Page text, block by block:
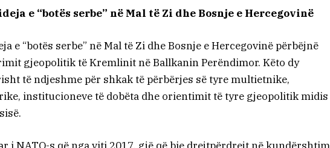
e “botës serbe” në Mal të Zi dhe Bosnje e Hercegovinë
e “botës serbe” në Mal të Zi dhe Bosnje e Hercegovinë përbëjnë
gjeopolitik të Kremlinit në Ballkanin Perëndimor. Këto dy
të ndjeshme për shkak të përbërjes së tyre multietnike,
institucioneve të dobëta dhe orientimit të tyre gjeopolitik midis